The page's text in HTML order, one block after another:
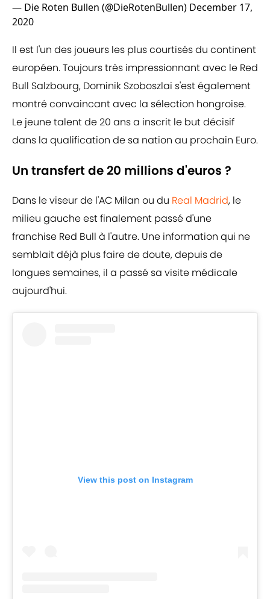
— Die Roten Bullen (@DieRotenBullen) December 17,
2020
Il est l'un des joueurs les plus courtisés du continent
européen. Toujours très impressionnant avec le Red
Bull Salzbourg, Dominik Szoboszlai s'est également
montré convaincant avec la sélection hongroise.
Le jeune talent de 20 ans a inscrit le but décisif
dans la qualification de sa nation au prochain Euro.
Un transfert de 20 millions d'euros ?
Dans le viseur de l'AC Milan ou du Real Madrid, le
milieu gauche est finalement passé d'une
franchise Red Bull à l'autre. Une information qui ne
semblait déjà plus faire de doute, depuis de
longues semaines, il a passé sa visite médicale
aujourd'hui.
View this post on Instagram